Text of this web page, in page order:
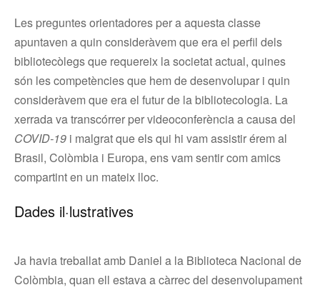
Les preguntes orientadores per a aquesta classe
apuntaven a quin consideràvem que era el perfil dels
bibliotecòlegs que requereix la societat actual, quines
són les competències que hem de desenvolupar i quin
consideràvem que era el futur de la bibliotecologia. La
xerrada va transcórrer per videoconferència a causa del
COVID-19 i malgrat que els qui hi vam assistir érem al
Brasil, Colòmbia i Europa, ens vam sentir com amics
compartint en un mateix lloc.
Dades il·lustratives
Ja havia treballat amb Daniel a la Biblioteca Nacional de
Colòmbia, quan ell estava a càrrec del desenvolupament